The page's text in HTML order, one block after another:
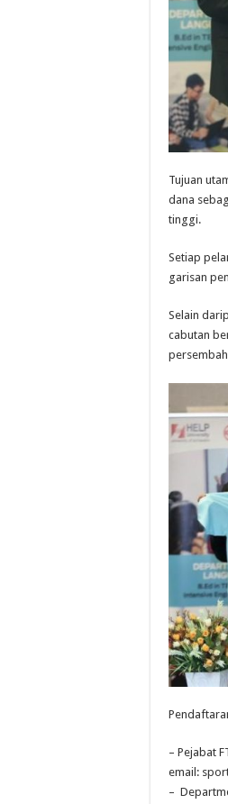
Tujuan
dana
tinggi.
Setiap
garisan
Selain
cabutan
– Pejabat
email:
–